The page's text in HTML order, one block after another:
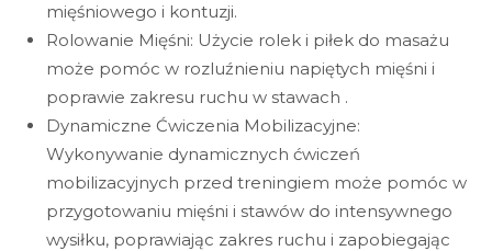
mięśniowego i kontuzji.
Rolowanie Mięśni: Użycie rolek i piłek do masażu
może pomóc w rozluźnieniu napiętych mięśni i
poprawie zakresu ruchu w stawach .
Dynamiczne Ćwiczenia Mobilizacyjne:
Wykonywanie dynamicznych ćwiczeń
mobilizacyjnych przed treningiem może pomóc w
przygotowaniu mięśni i stawów do intensywnego
wysiłku, poprawiając zakres ruchu i zapobiegając